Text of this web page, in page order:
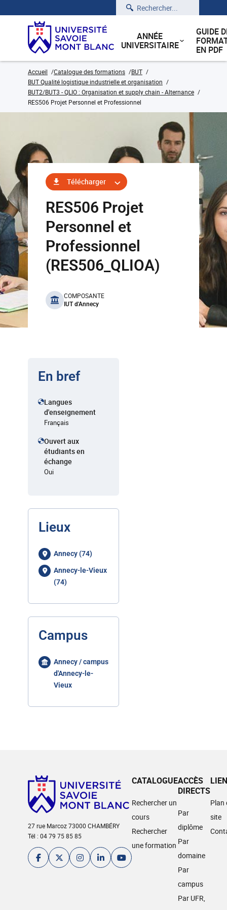
Rechercher
ANNÉE
UNIVERSITAIRE
GUIDE
EN PDF
Accueil Catalogue des formations
BUT
BUT Qualité logistique industrielle et organisation
BUT2/BUT3 - QLIO : Organisation et supply chain - Alternance
RES506 Projet Personnel et Professionnel
Télécharger
RES506 Projet
Personnel et
Professionnel
(RES506_QLIOA)
benefits
COMPOSANTE
IUT d'Annecy
En bref
Langues
d'enseignement
Français
Ouvert aux
étudiants en
échange
Oui
Lieux
Annecy (74)
Annecy-le-Vieux
(74)
Campus
Annecy / campus
d'Annecy-le-
Vieux
27 rue Marcoz 73000 CHAMBÉRY
Tél : 04 79 75 85 85
CATALOGUE
Rechercher un
cours
Rechercher
une formation
ACCÈS
DIRECTS
Par
diplôme
Par
domaine
Par
campus
Par UFR,
Plan
site